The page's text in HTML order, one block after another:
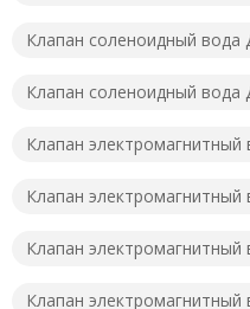
Клапан соленоидный вода
Клапан соленоидный вода
Клапан электромагнитный
Клапан электромагнитный
Клапан электромагнитный
Клапан электромагнитный